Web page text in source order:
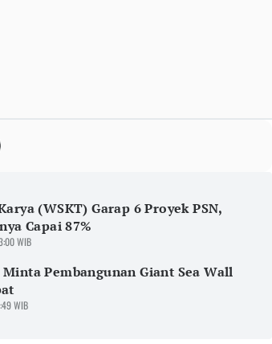
(WSKT) Garap 6 Proyek PSN,
Capai 87%
WIB
Pembangunan Giant Sea Wall
WIB